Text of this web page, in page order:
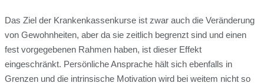
Das Ziel der Krankenkassenkurse ist zwar auch die Veränderung
von Gewohnheiten, aber da sie zeitlich begrenzt sind und einen
fest vorgegebenen Rahmen haben, ist dieser Effekt
eingeschränkt. Persönliche Ansprache hält sich ebenfalls in
Grenzen und die intrinsische Motivation wird bei weitem nicht so